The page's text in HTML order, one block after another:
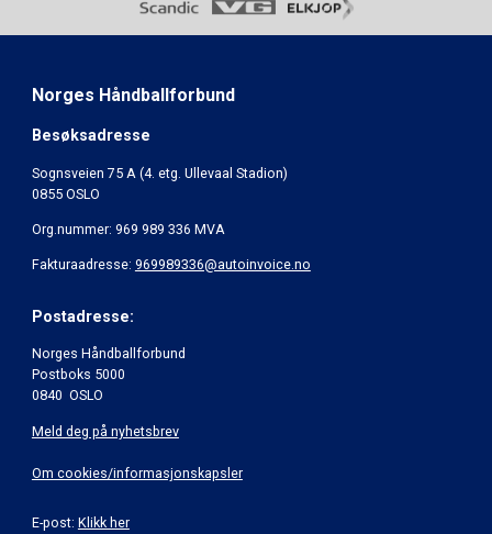
Norges Håndballforbund
Besøksadresse
Sognsveien 75 A (4. etg. Ullevaal Stadion)
0855 OSLO
Org.nummer: 969 989 336 MVA
Fakturaadresse: 969989336@autoinvoice.no
Postadresse:
Norges Håndballforbund
Postboks 5000
0840 OSLO
Meld deg på nyhetsbrev
Om cookies/informasjonskapsler
E-post: Klikk her